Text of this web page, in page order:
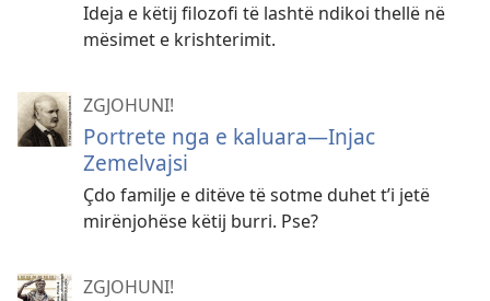
Ideja e këtij filozofi të lashtë ndikoi thellë në
mësimet e krishterimit.
ZGJOHUNI!
Portrete nga e kaluara—Injac
Zemelvajsi
Çdo familje e ditëve të sotme duhet t’i jetë
mirënjohëse këtij burri. Pse?
ZGJOHUNI!